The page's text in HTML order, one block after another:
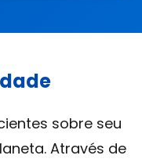
sobre seu
Através de